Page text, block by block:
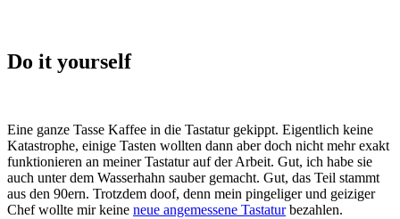
Do it yourself
Eine ganze Tasse Kaffee in die Tastatur gekippt. Eigentlich keine
Katastrophe, einige Tasten wollten dann aber doch nicht mehr exakt
funktionieren an meiner Tastatur auf der Arbeit. Gut, ich habe sie
auch unter dem Wasserhahn sauber gemacht. Gut, das Teil stammt
aus den 90ern. Trotzdem doof, denn mein pingeliger und geiziger
Chef wollte mir keine neue angemessene Tastaturbezahlen.